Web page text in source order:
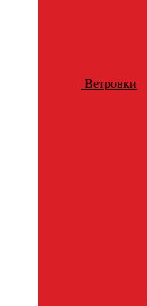
Ветровки